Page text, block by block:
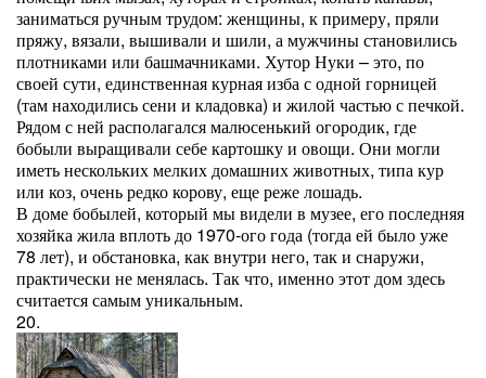
заниматься ручным трудом: женщины, к примеру, пряли
пряжу, вязали, вышивали и шили, а мужчины становились
плотниками или башмачниками. Хутор Нуки – это, по
своей сути, единственная курная изба с одной горницей
(там находились сени и кладовка) и жилой частью с печкой.
Рядом с ней располагался малюсенький огородик, где
бобыли выращивали себе картошку и овощи. Они могли
иметь нескольких мелких домашних животных, типа кур
или коз, очень редко корову, еще реже лошадь.
В доме бобылей, который мы видели в музее, его последняя
хозяйка жила вплоть до 1970-ого года (тогда ей было уже
78 лет), и обстановка, как внутри него, так и снаружи,
практически не менялась. Так что, именно этот дом здесь
считается самым уникальным.
20.